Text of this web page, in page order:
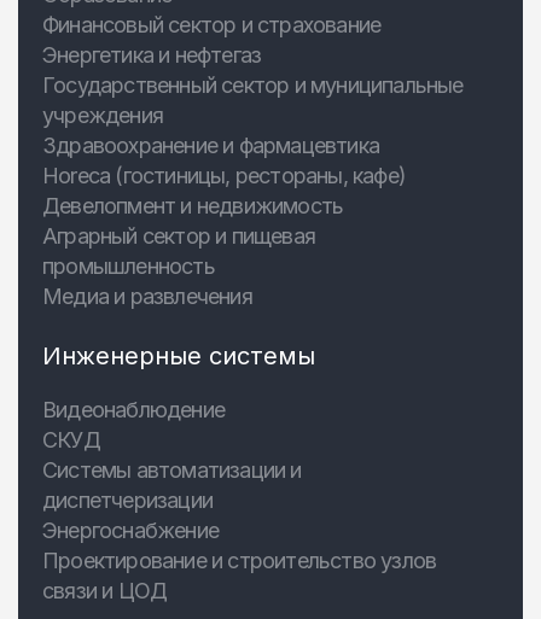
Финансовый сектор и страхование
Энергетика и нефтегаз
Государственный сектор и муниципальные
учреждения
Здравоохранение и фармацевтика
Horeca (гостиницы, рестораны, кафе)
Девелопмент и недвижимость
Аграрный сектор и пищевая
промышленность
Медиа и развлечения
Инженерные системы
Видеонаблюдение
СКУД
Системы автоматизации и
диспетчеризации
Энергоснабжение
Проектирование и строительство узлов
связи и ЦОД